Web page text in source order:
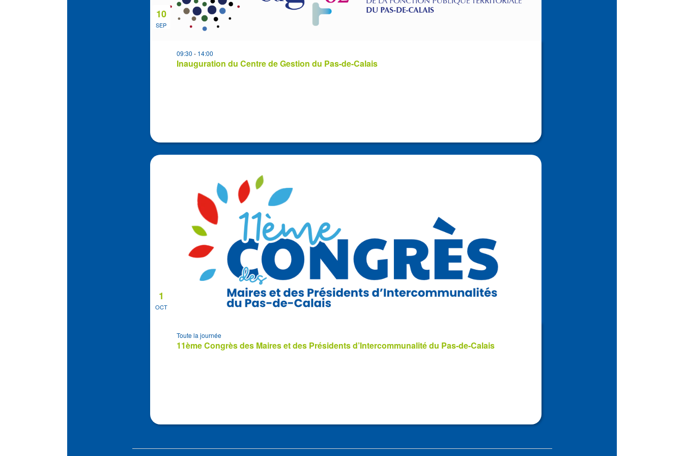
View
SEP
10
Inauguration du Centre de Gestion du Pas-de-Calais
09:30 - 14:00
OCT
1
11ème Congrès des Maires et des Présidents d’Intercommunalité du Pas-de-Calais
Toute la journée